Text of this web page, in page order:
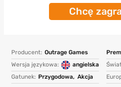
Chcę
Producent: Outrage Games
Wersja językowa:
angielska
Gatunek: Przygodowa, Akcja